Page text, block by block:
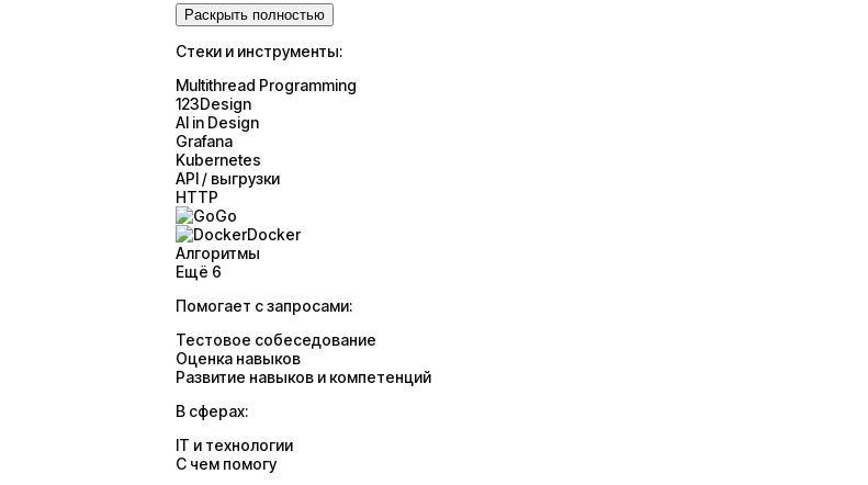
Раскрыть полностью
Стеки и инструменты:
Multithread Programming
123Design
AI in Design
Grafana
Kubernetes
API / выгрузки
HTTP
Go
Docker
Алгоритмы
Ещё 6
Помогает с запросами:
Тестовое собеседование
Оценка навыков
Развитие навыков и компетенций
В сферах:
IT и технологии
С чем помогу